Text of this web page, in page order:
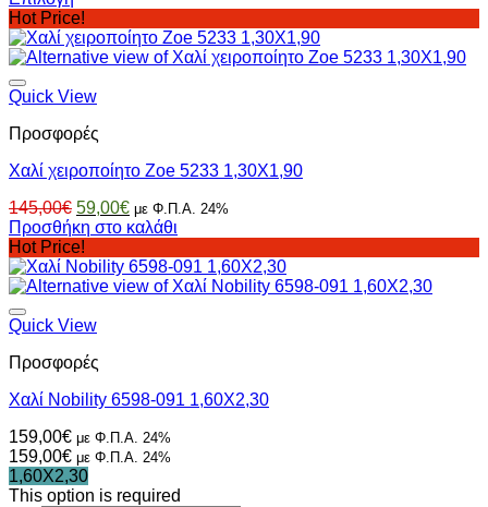
Αυτό
το
προϊόν
έχει
πολλαπλές
Οι
μπορούν
επιλεγούν
στη
σελίδα
του
προϊόντος
Hot Price!
Quick View
Προσφορές
Χαλί χειροποίητο Zoe 5233 1,30X1,90
145,00€ Original
price
was:
145,00€.
59,00€Η
τρέχουσα
είναι:
59,00€.
με Φ.Π.Α. 24%
Προσθήκη στο καλάθι
Hot Price!
Quick View
Προσφορές
Χαλί Nobility 6598-091 1,60Χ2,30
159,00€ με Φ.Π.Α. 24%
159,00€ με Φ.Π.Α. 24%
1,60X2,30
This option is required